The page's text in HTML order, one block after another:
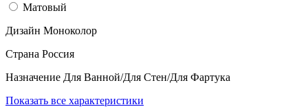
Матовый
Дизайн Моноколор
Страна Россия
Назначение Для Ванной/Для Стен/Для Фартука
Показать все характеристики